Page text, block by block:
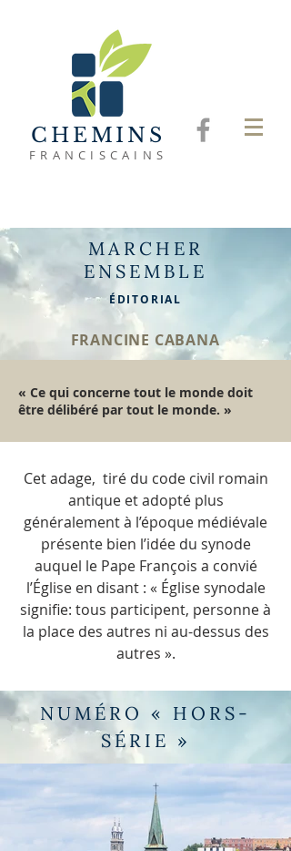
CHEMINS
FRANCISCAINS
MARCHER
ENSEMBLE
ÉDITORIAL
FRANCINE CABANA
« Ce qui concerne tout le monde doit
être délibéré par tout le monde. »
Cet adage, tiré du code civil romain
antique et adopté plus
généralement à l’époque médiévale
présente bien l’idée du synode
auquel le Pape François a convié
l’Église en disant : « Église synodale
signifie: tous participent, personne à
la place des autres ni au-dessus des
autres ».
NUMÉRO « HORS-
SÉRIE »